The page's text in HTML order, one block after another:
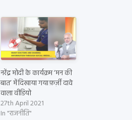
नरेंद्र मोदी के कार्यक्रम ‘मन की
बात’ में दिखाया गया फ़र्ज़ी दावे
वाला वीडियो
27th April 2021
In "राजनीति"